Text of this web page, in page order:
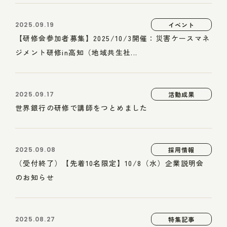
2025.09.19 イベント
【研修会参加者募集】2025/10/3開催：災害ケースマネ
ジメント研修in高知（地域共生社...
2025.09.17 活動成果
世界銀行の研修で講師をつとめました
2025.09.08 採用情報
（受付終了）【先着10名限定】10/8（水）企業説明会
のお知らせ
2025.08.27 特集記事